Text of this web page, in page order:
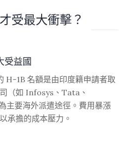
受最大衝擊？
受益國
H-1B 名額是由印度籍申請者取
（如 Infosys、Tata、
主要海外派遣途徑。費用暴漲
承擔的成本壓力。